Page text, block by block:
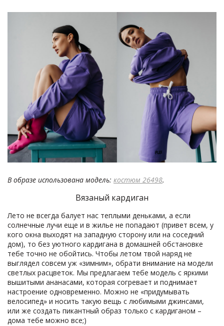
В образе использована модель: костюм 26498.
Вязаный кардиган
Лето не всегда балует нас теплыми деньками, а если
солнечные лучи еще и в жилье не попадают (привет всем, у
кого окна выходят на западную сторону или на соседний
дом), то без уютного кардигана в домашней обстановке
тебе точно не обойтись. Чтобы летом твой наряд не
выглядел совсем уж «зимним», обрати внимание на модели
светлых расцветок. Мы предлагаем тебе модель с яркими
вышитыми ананасами, которая согревает и поднимает
настроение одновременно. Можно не «придумывать
велосипед» и носить такую вещь с любимыми джинсами,
или же создать пикантный образ только с кардиганом –
дома тебе можно все;)